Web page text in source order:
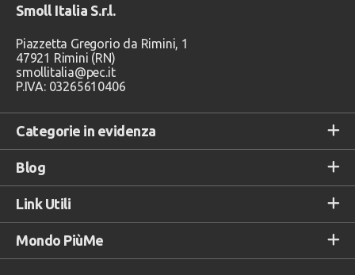
Categorie in evidenza
Blog
Link Utili
Mondo PiùMe
Smoll Italia S.r.l.
Piazzetta Gregorio da Rimini, 1
47921 Rimini (RN)
smollitalia@pec.it
P.IVA: 03265610406